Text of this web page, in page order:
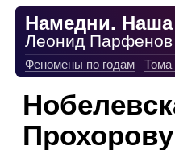
Намедни.
Леонид Парфенов
Феномены по годам Тома
Прохорову